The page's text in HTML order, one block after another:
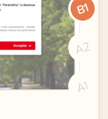
B1
A2
A1